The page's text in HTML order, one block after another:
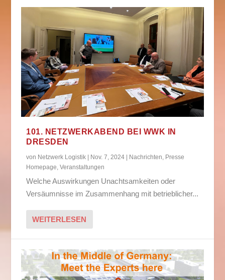
101. NETZWERKABEND BEI WWK IN
DRESDEN
von Netzwerk Logistik | Nov. 7, 2024 | Nachrichten Presse
Homepage ,Veranstaltungen
Welche Auswirkungen Unachtsamkeiten oder
Versäumnisse im Zusammenhang mit betrieblicher...
WEITERLESEN